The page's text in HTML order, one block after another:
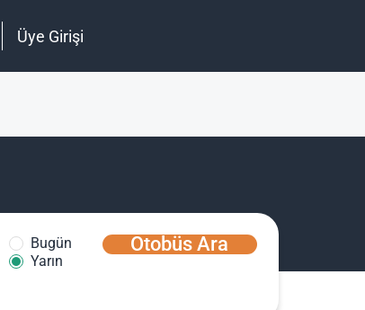
Üye Girişi
Bugün
Yarın
Otobüs Ara